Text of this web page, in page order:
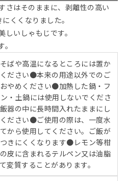
さはそのままに、剥離性の高い
くくなりました。
しいしゃもじです。
ばや高温になるところには置か
ださい●本来の用途以外でのご
やめください●加熱した鍋・フ
・土鍋には使用しないでくださ
器の中に長時間入れたままにし
ださい●ご使用の際は、一度水
から使用してください。ご飯が
きにくくなります●レモン等柑
皮に含まれるテルペン又は油脂
変質することがあります。